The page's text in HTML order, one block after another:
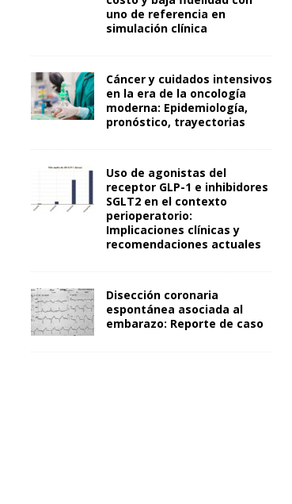
uno de referencia en
simulación clínica
Cáncer y cuidados intensivos
en la era de la oncología
moderna: Epidemiología,
pronóstico, trayectorias
Uso de agonistas del
receptor GLP-1 e inhibidores
SGLT2 en el contexto
perioperatorio:
Implicaciones clínicas y
recomendaciones actuales
Disección coronaria
espontánea asociada al
embarazo: Reporte de caso